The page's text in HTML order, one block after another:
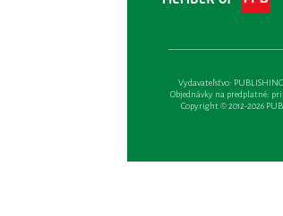
Vydavateľsťvo: PUBLISHING
Objednávky na predplatné:
Copyright © 2012-2026